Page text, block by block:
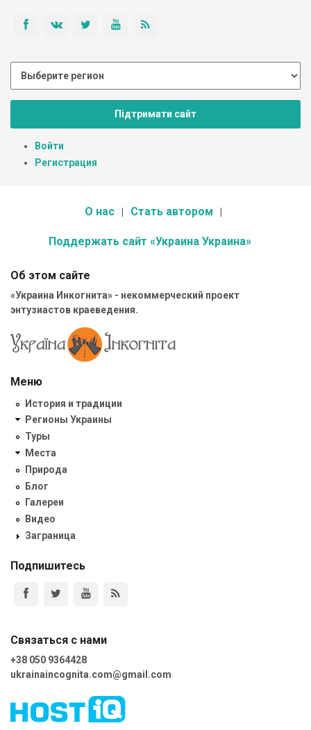
Підтримати сайт
Войти
Регистрация
О нас Стать автором
Поддержать сайт «Украина Украина»
Об этом сайте
«Украина Инкогнита» - некоммерческий проект
энтузиастов краеведения.
Меню
История и традиции
Регионы Украины
Туры
Места
Природа
Блог
Галереи
Видео
Заграница
Подпишитесь
Связаться с нами
+38 050 9364428
ukrainaincognita.com@gmail.com